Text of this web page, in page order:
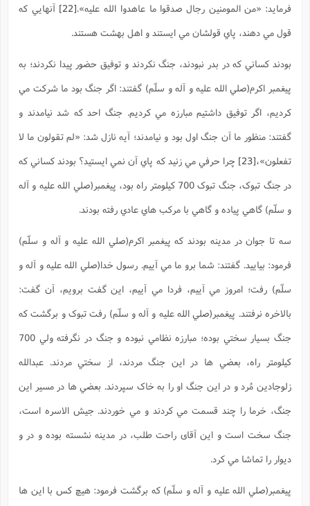
فرمايد: «من المومنين رجال صدقوا ما عاهدوا الله عليه».
[22]
آنهايي که
قول مي دهند، پاي قولشان مي ايستند و اهل بهشت هستند.
بودند کساني که در بدر نبودند، جنگ نکردند و توفيق حضور پيدا نکردند؛ به
پيغمبر اکرم(صلي الله عليه و آله و سلّم) گفتند: اگر جنگ بود ما شرکت مي
کرديم، اگر توفيق داشتيم مبارزه مي کرديم. جنگ احد که شد نيامدند و
گفتند: منظور ما آن جنگ اول بود و نيامدند؛ آيه نازل شد: «لم تقولون ما لا
تفعلون»،[23]
چرا حرفي مي زنيد که پاي آن نمي ايستيد؟ بودند کساني که
در جنگ تبوک، جنگ تبوک 700 کيلومتر راه بود، پيغمبر(صلي الله عليه و آله
و سلّم) گاهي پياده و گاهي با مرکب هاي عادي رفته بودند.
سه تا جوان در مدينه بودند که پيغمبر اکرم(صلي الله عليه و آله و سلّم)
فرمود: بياييد. گفتند: شما برو ما مي آييم. رسول خدا(صلي الله عليه و آله و
سلّم) رفت؛ امروز مي آييم، فردا مي آييم، اين گفت برويم، آن گفت:
بالاخره نرفتند. پيغمبر(صلي الله عليه و آله و سلّم) رفت تبوک و برگشت که
جنگ بسيار سختي بوده؛ مبارزه نظامي نبوده و جنگ در نگرفته ولي 700
کيلومتر راه، بعضي ها در اين جنگ مردند، از سختي مردند. عبدالله
زلوجادين مُرد و در اين جنگ او را به خاک سپردند. بعضي ها در مسير اين
جنگ، خرما را چند قسمت مي کردند و مي خوردند. جيش الاسره است،
جنگ سخت است و اين آقای راحت طلب، در مدينه نشسته بوده و در و
ديوار را تماشا مي کرد.
پيغمبر(صلي الله عليه و آله و سلّم) که برگشت فرمود: هيچ کس با اين ها